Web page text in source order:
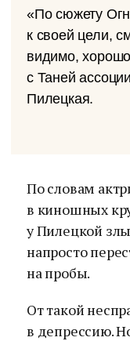
«По сюжету
к своей цели,
видимо,
с Таней
Пилецкая.
По словам
в киношных
у Пилецкой
напросто
на пробы.
От такой
в депрессию.